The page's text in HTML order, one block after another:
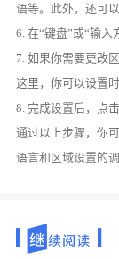
语等。此外，还可
6. 在“键盘”或“输入
7. 如果你需要更改
这里，你可以设置
8. 完成设置后，点
通过以上步骤，你
语言和区域设置的调